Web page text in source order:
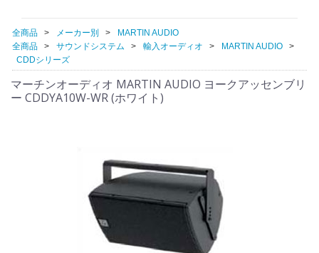
全商品 メーカー別
MARTIN AUDIO
全商品
サウンドシステム 輸入オーディオ
MARTIN AUDIO
CDDシリーズ
マーチンオーディオ MARTIN AUDIO ヨークアッセンブリ
ー CDDYA10W-WR (ホワイト)